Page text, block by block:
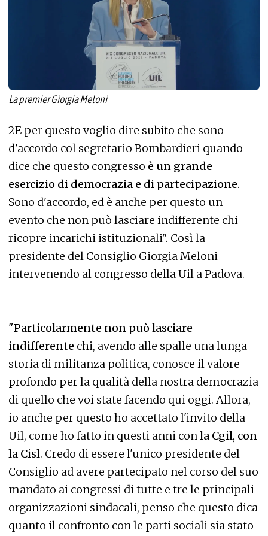
La premier Giorgia Meloni
2E per questo voglio dire subito che sono
d'accordo col segretario Bombardieri quando
dice che questo congresso è un grande
esercizio di democrazia e di partecipazione.
Sono d'accordo, ed è anche per questo un
evento che non può lasciare indifferente chi
ricopre incarichi istituzionali". Così la
presidente del Consiglio Giorgia Meloni
intervenendo al congresso della Uil a Padova.
"Particolarmente non può lasciare
indifferente chi, avendo alle spalle una lunga
storia di militanza politica, conosce il valore
profondo per la qualità della nostra democrazia
di quello che voi state facendo qui oggi. Allora,
io anche per questo ho accettato l'invito della
Uil, come ho fatto in questi anni conla Cgil, con
la Cisl. Credo di essere l'unico presidente del
Consiglio ad avere partecipato nel corso del suo
mandato ai congressi di tutte e tre le principali
organizzazioni sindacali, penso che questo dica
quanto il confronto con le parti sociali sia stato